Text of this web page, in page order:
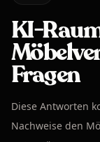
KI-
Fragen
Diese Antworten
Nachweise den